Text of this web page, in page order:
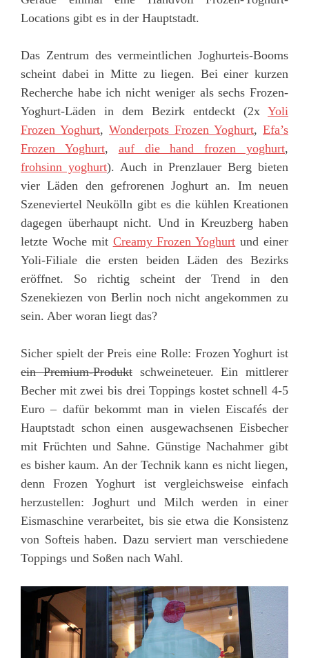
Locations gibt es in der Hauptstadt.
Das Zentrum des vermeintlichen Joghurteis-Booms
scheint dabei in Mitte zu liegen. Bei einer kurzen
Recherche habe ich nicht weniger als sechs Frozen-
Yoghurt-Läden in dem Bezirk entdeckt (2x Yoli
Frozen Yoghurt, Wonderpots Frozen Yoghurt, Efa’s
Frozen Yoghurt, auf die hand frozen yoghurt,
frohsinn yoghurt). Auch in Prenzlauer Berg bieten
vier Läden den gefrorenen Joghurt an. Im neuen
Szeneviertel Neukölln gibt es die kühlen Kreationen
dagegen überhaupt nicht. Und in Kreuzberg haben
letzte Woche mit Creamy Frozen Yoghurt und einer
Yoli-Filiale die ersten beiden Läden des Bezirks
eröffnet. So richtig scheint der Trend in den
Szenekiezen von Berlin noch nicht angekommen zu
sein. Aber woran liegt das?
Sicher spielt der Preis eine Rolle: Frozen Yoghurt ist
ein Premium-Produktschweineteuer. Ein mittlerer
Becher mit zwei bis drei Toppings kostet schnell 4-5
Euro – dafür bekommt man in vielen Eiscafés der
Hauptstadt schon einen ausgewachsenen Eisbecher
mit Früchten und Sahne. Günstige Nachahmer gibt
es bisher kaum. An der Technik kann es nicht liegen,
denn Frozen Yoghurt ist vergleichsweise einfach
herzustellen: Joghurt und Milch werden in einer
Eismaschine verarbeitet, bis sie etwa die Konsistenz
von Softeis haben. Dazu serviert man verschiedene
Toppings und Soßen nach Wahl.